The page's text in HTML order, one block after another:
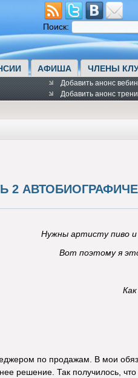
Поиск:
АФИША ЧЛЕНЫ
Добавить анонс
Добавить анонс
2
Нужны артисту пиво и
Вот поэтому я
по продажам. В мои
решение. Так получилось,